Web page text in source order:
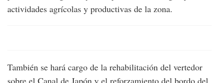
actividades agrícolas y productivas de la zona.
También se hará cargo de la rehabilitación del vertedor
sobre el Canal de Japón y el reforzamiento del bordo del